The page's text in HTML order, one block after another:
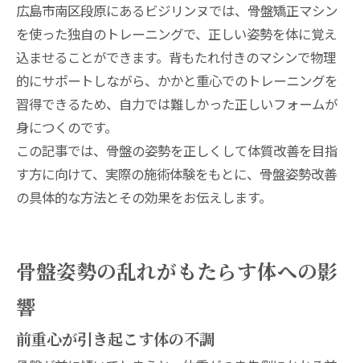
広島市南区段原にあるビジリンヌでは、骨盤矯正マシン
を使った独自のトレーニングで、正しい姿勢を体に覚え
込ませることができます。背もたれ付きのマシンで物理
的にサポートしながら、かかと重心でのトレーニングを
習得できるため、自力では難しかった正しいフォームが
身につくのです。
この記事では、骨盤の姿勢を正しくして体質改善を目指
す方に向けて、実際の施術体験をもとに、骨盤姿勢改善
の具体的な方法とその効果をお伝えします。
骨盤姿勢の乱れがもたらす体への影
響
前重心が引き起こす体の不調